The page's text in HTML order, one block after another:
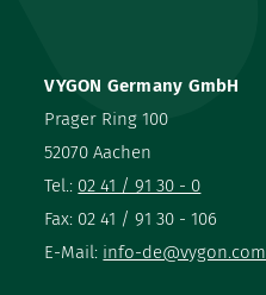
VYGON Germany GmbH
Prager Ring 100
52070 Aachen
Tel.: 02 41 / 91 30 - 0
Fax: 02 41 / 91 30 - 106
E-Mail: info-de@vygon.com